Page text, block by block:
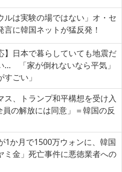
ルは実験の場ではない」オ・セ
言に韓国ネットが猛反発！
】日本で暮らしていても地震だ
… 「家が倒れないなら平気」
すごい」
ス、トランプ和平構想を受け入
の解放には同意」＝韓国の反
1か月で1500万ウォンに、韓国
ミ金」死亡事件に悪徳業者への